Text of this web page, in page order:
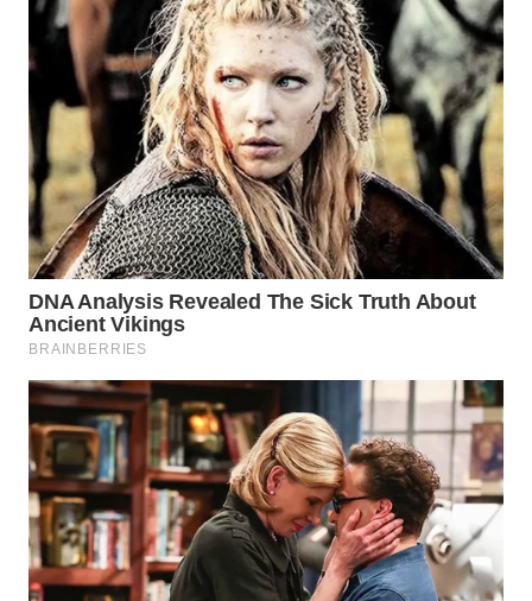
WAHANANEWS
ID
WAHANANEWS
CO ID
WAHANANEWS
NET
WAHANA
SPORT
WAHANA
UMKM
WAHANA
SELEB
WAHANA
PERSONA